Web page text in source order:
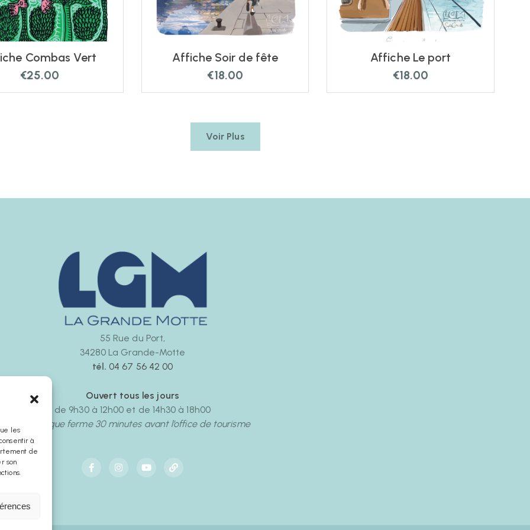
les
à
de
son
Combas Vert
€25.00
Affiche Soir de fête
€18.00
Affiche Le port
€18.00
Voir Plus
55 Rue du Port,
34280 La Grande-Motte
tél. 04 67 56 42 00
Ouvert tous les jours
de 9h30 à 12h00 et de 14h30 à 18h00
La boutique ferme 30 minutes avant l’office de tourisme